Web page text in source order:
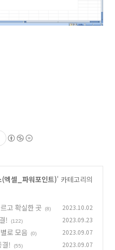
(엑셀_파워포인트)' 카테고리의
고 확실한 곳
(8) 2023.10.02
! (122) 2023.09.23
로 모음 (0) 2023.09.07
결! (55) 2023.09.07